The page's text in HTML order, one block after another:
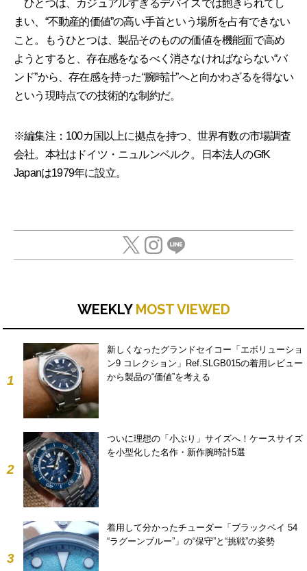
ひとつは、カジュアルすぎるデバイスでは飽きられてし
まい、“不動産的価値”の高い手首という場所を占有できない
こと。もうひとつは、製品そのものの価値を機能面で高め
ようとすると、存在感をなるべく消さなければならない“バ
ンド”から、存在感を持った“腕時計”へと向かわざるを得ない
という現時点での技術的な制約だ。
※編集注：100カ国以上に拠点を持つ、世界有数の市場調査
会社。本社はドイツ・ニュルンベルク。日本法人のGfK
Japanは1979年に設立。
WEEKLY MOST VIEWED
1
新しくなったグランドセイコー「エボリューショ
ン9 コレクション」Ref.SLGB015の着用レビュー
から製品の“価値”を考える
2
ついに理想の「小ぶり」サイズへ！ケースサイズ
を小型化した名作・新作腕時計5選
3
着用して分かったチューダー「ブラックベイ 54
“ラグーンブルー”」の“保守”と“挑戦”の姿勢